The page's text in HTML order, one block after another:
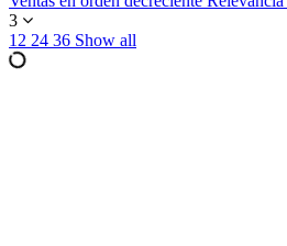
3
12 24 36 Show all